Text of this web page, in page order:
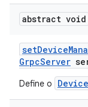
abstract void
setDevice
GrpcServer
Define o